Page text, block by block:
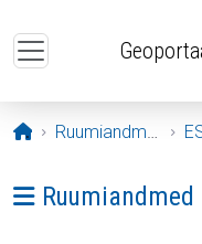
Avaleht
Ruumiandmed
Ava menüü:
Ruumiandmed